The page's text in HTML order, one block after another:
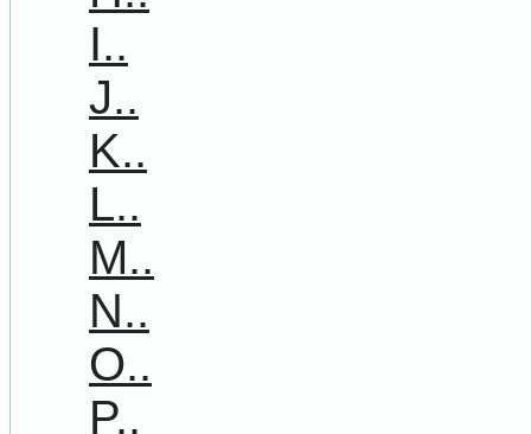
I..
J..
K..
L..
M..
N..
O..
P..